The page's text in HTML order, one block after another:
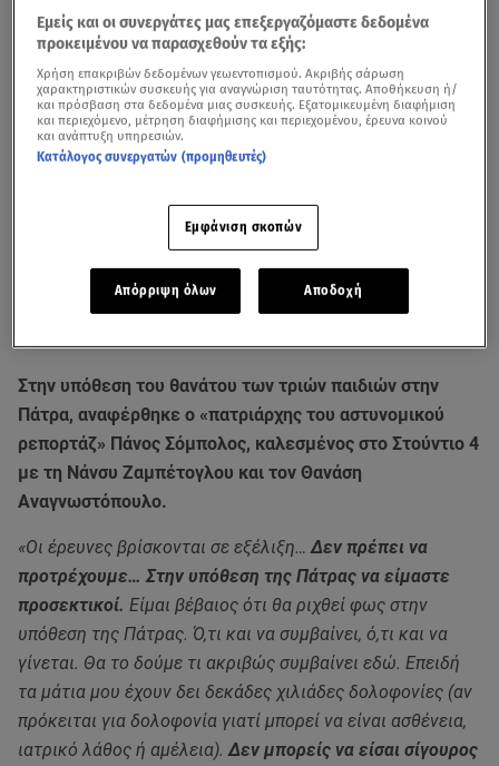
Στην υπόθεση του θανάτου των τριών παιδιών στην
Πάτρα, αναφέρθηκε ο «πατριάρχης του αστυνομικού
ρεπορτάζ» Πάνος Σόμπολος, καλεσμένος στο Στούντιο 4
με τη Νάνσυ Ζαμπέτογλου και τον Θανάση
Αναγνωστόπουλο.
«Οι έρευνες βρίσκονται σε εξέλιξη…Δεν πρέπει να
προτρέχουμε… Στην υπόθεση της Πάτρας να είμαστε
προσεκτικοί. Είμαι βέβαιος ότι θα ριχθεί φως στην
υπόθεση της Πάτρας. Ό,τι και να συμβαίνει, ό,τι και να
γίνεται. Θα το δούμε τι ακριβώς συμβαίνει εδώ. Επειδή
τα μάτια μου έχουν δει δεκάδες χιλιάδες δολοφονίες (αν
πρόκειται για δολοφονία γιατί μπορεί να είναι ασθένεια,
ιατρικό λάθος ή αμέλεια).Δεν μπορείς να είσαι σίγουρος
Εμείς και οι συνεργάτες μας επεξεργαζόμαστε δεδομένα
προκειμένου να παρασχεθούν τα εξής:
Χρήση επακριβών δεδομένων γεωεντοπισμού. Ακριβής σάρωση
χαρακτηριστικών συσκευής για αναγνώριση ταυτότητας. Αποθήκευση ή/
και πρόσβαση στα δεδομένα μιας συσκευής. Εξατομικευμένη διαφήμιση
και περιεχόμενο, μέτρηση διαφήμισης και περιεχομένου, έρευνα κοινού
και ανάπτυξη υπηρεσιών.
Κατάλογος συνεργατών (προμηθευτές)
Εμφάνιση σκοπών
Απόρριψη όλων Αποδοχή